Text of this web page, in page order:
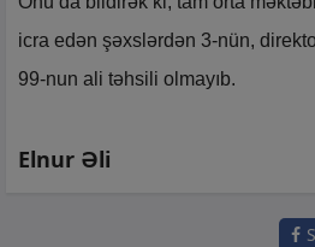
icra edən şəxslərdən 3-nün,
99-nun ali təhsili olmayıb.
Elnur Əli